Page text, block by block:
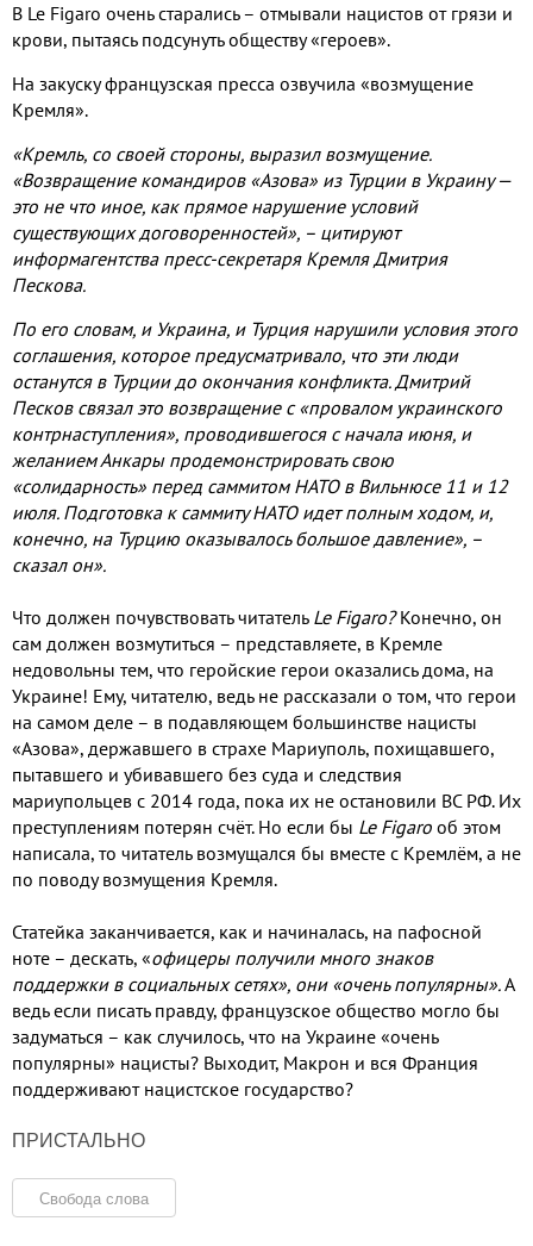
В Le Figaro очень старались – отмывали нацистов от грязи и
крови, пытаясь подсунуть обществу «героев».
На закуску французская пресса озвучила «возмущение
Кремля».
«Кремль, со своей стороны, выразил возмущение.
«Возвращение командиров «Азова» из Турции в Украину —
это не что иное, как прямое нарушение условий
существующих договоренностей», – цитируют
информагентства пресс-секретаря Кремля Дмитрия
Пескова.
По его словам, и Украина, и Турция нарушили условия этого
соглашения, которое предусматривало, что эти люди
останутся в Турции до окончания конфликта.Дмитрий
Песков связал это возвращение с «провалом украинского
контрнаступления», проводившегося с начала июня, и
желанием Анкары продемонстрировать свою
«солидарность» перед саммитом НАТО в Вильнюсе 11 и 12
июля. Подготовка к саммиту НАТО идет полным ходом, и,
конечно, на Турцию оказывалось большое давление», –
сказал он».
Что должен почувствовать читатель Le Figaro?Конечно, он
сам должен возмутиться – представляете, в Кремле
недовольны тем, что геройские герои оказались дома, на
Украине! Ему, читателю, ведь не рассказали о том, что герои
на самом деле – в подавляющем большинстве нацисты
«Азова», державшего в страхе Мариуполь, похищавшего,
пытавшего и убивавшего без суда и следствия
мариупольцев с 2014 года, пока их не остановили ВС РФ. Их
преступлениям потерян счёт. Но если бы Le Figaro об этом
написала, то читатель возмущался бы вместе с Кремлём, а не
по поводу возмущения Кремля.
Статейка заканчивается, как и начиналась, на пафосной
ноте – дескать, «офицеры получили много знаков
поддержки в социальных сетях», они «очень популярны».А
ведь если писать правду, французское общество могло бы
задуматься – как случилось, что на Украине «очень
популярны» нацисты? Выходит, Макрон и вся Франция
поддерживают нацистское государство?
ПРИСТАЛЬНО
Свобода слова